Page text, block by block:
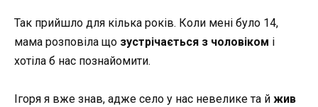
Так прийшло для кілька років. Коли мені було 14,
мама розповіла що зустрічається з чоловіком і
хотіла б нас познайомити.
Ігоря я вже знав, адже село у нас невелике та й жив